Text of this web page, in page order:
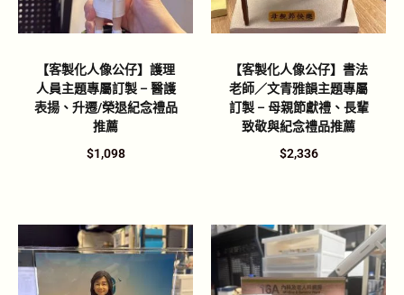
【客製化人像公仔】護理
人員主題專屬訂製 – 醫護
表揚、升遷/榮退紀念禮品
推薦
$1,098
【客製化人像公仔】書法
老師／文青雅韻主題專屬
訂製 – 母親節獻禮、長輩
致敬與紀念禮品推薦
$2,336